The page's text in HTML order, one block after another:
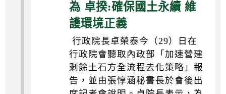
為 卓揆:確保國土永續 維
護環境正義
行政院長卓榮泰今（29）日在
行政院會聽取內政部「加速營建
剩餘土石方全流程去化策略」報
告，並由張惇涵秘書長於會後出